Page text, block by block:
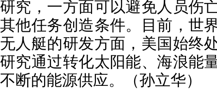
研究，一方面可以避免人员伤
其他任务创造条件。目前，世
无人艇的研发方面，美国始终
研究通过转化太阳能、海浪能
不断的能源供应。（孙立华）